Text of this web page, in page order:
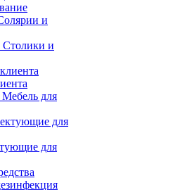
и
Столики и
Мебель для
для